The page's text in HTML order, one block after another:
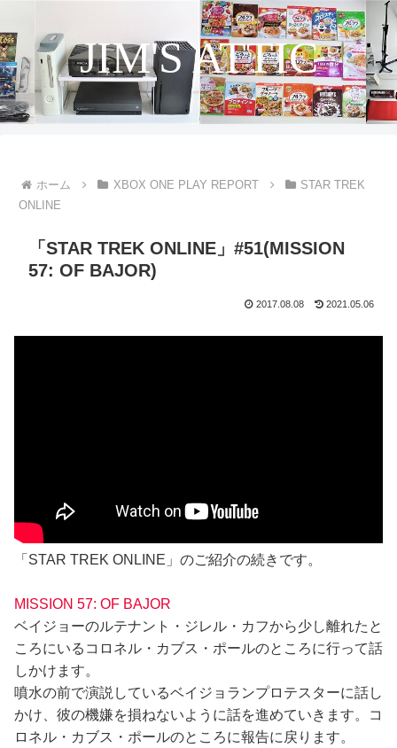
JIM'S ATTIC
ホーム XBOX ONE PLAY REPORT
STAR TREK
ONLINE
「STAR TREK ONLINE」#51(MISSION
57: OF BAJOR)
2017.08.08 2021.05.06
「STAR TREK ONLINE」のご紹介の続きです。
MISSION 57: OF BAJOR
ベイジョーのルテナント・ジレル・カフから少し離れたと
ころにいるコロネル・カブス・ポールのところに行って話
しかけます。
噴水の前で演説しているベイジョランプロテスターに話し
かけ、彼の機嫌を損ねないように話を進めていきます。コ
ロネル・カブス・ポールのところに報告に戻ります。